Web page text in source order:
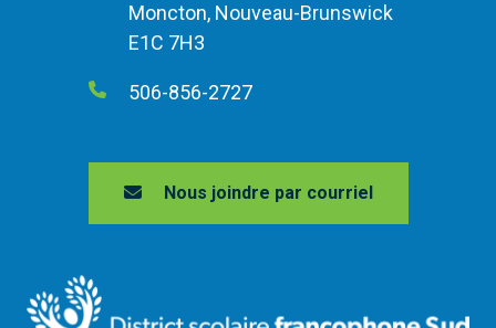
Moncton, Nouveau-Brunswick
E1C 7H3
506-856-2727
Nous joindre par courriel